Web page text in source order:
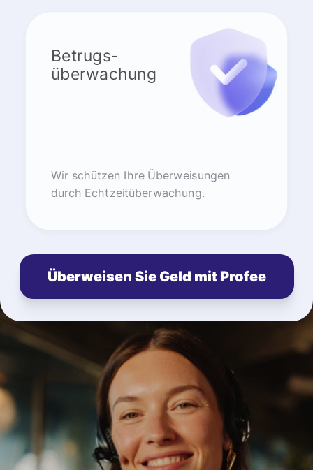
Betrugs-
überwachung
Wir schützen Ihre Überweisungen
durch Echtzeitüberwachung.
Überweisen Sie Geld mit Profee